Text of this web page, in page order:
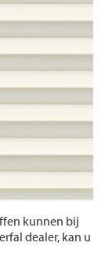
kunnen bij
dealer, kan u